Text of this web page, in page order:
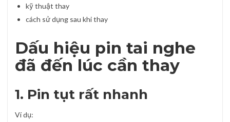
kỹ thuật thay
cách sử dụng sau khi thay
Dấu hiệu pin tai nghe
đã đến lúc cần thay
1. Pin tụt rất nhanh
Ví dụ: